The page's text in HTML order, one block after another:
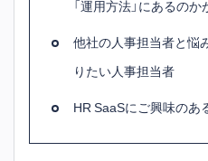
「運用方法」にあるの
他社の人事担当者と悩
りたい人事担当者
HR SaaSにご興味のあ